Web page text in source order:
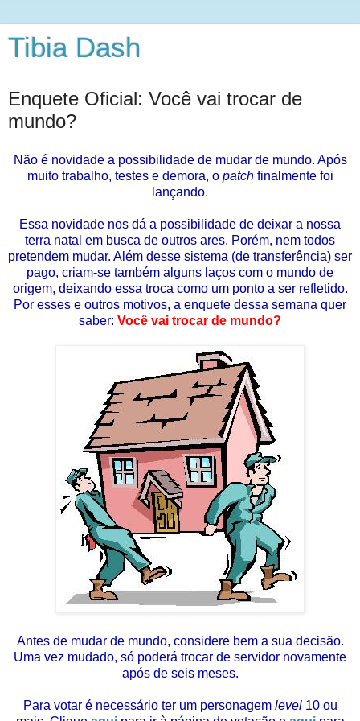
Tibia Dash
Enquete Oficial: Você vai trocar de
mundo?
Não é novidade a possibilidade de mudar de mundo. Após
muito trabalho, testes e demora, o patchfinalmente foi
lançando.
Essa novidade nos dá a possibilidade de deixar a nossa
terra natal em busca de outros ares. Porém, nem todos
pretendem mudar. Além desse sistema (de transferência) ser
pago, criam-se também alguns laços com o mundo de
origem, deixando essa troca como um ponto a ser refletido.
Por esses e outros motivos, a enquete dessa semana quer
saber: Você vai trocar de mundo?
Antes de mudar de mundo, considere bem a sua decisão.
Uma vez mudado, só poderá trocar de servidor novamente
após de seis meses.
Para votar é necessário ter um personagem level10 ou